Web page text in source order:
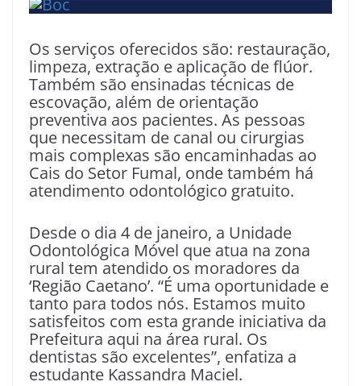
Os serviços oferecidos são: restauração,
limpeza, extração e aplicação de flúor.
Também são ensinadas técnicas de
escovação, além de orientação
preventiva aos pacientes. As pessoas
que necessitam de canal ou cirurgias
mais complexas são encaminhadas ao
Cais do Setor Fumal, onde também há
atendimento odontológico gratuito.
Desde o dia 4 de janeiro, a Unidade
Odontológica Móvel que atua na zona
rural tem atendido os moradores da
‘Região Caetano’. “É uma oportunidade e
tanto para todos nós. Estamos muito
satisfeitos com esta grande iniciativa da
Prefeitura aqui na área rural. Os
dentistas são excelentes”, enfatiza a
estudante Kassandra Maciel.